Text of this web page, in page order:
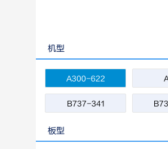
机型
A300-622
B737-341
板型